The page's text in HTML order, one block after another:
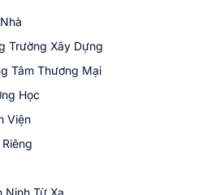
Trường Xây Dựng
Tâm Thương Mại
Học
Viện
Ninh Từ Xa